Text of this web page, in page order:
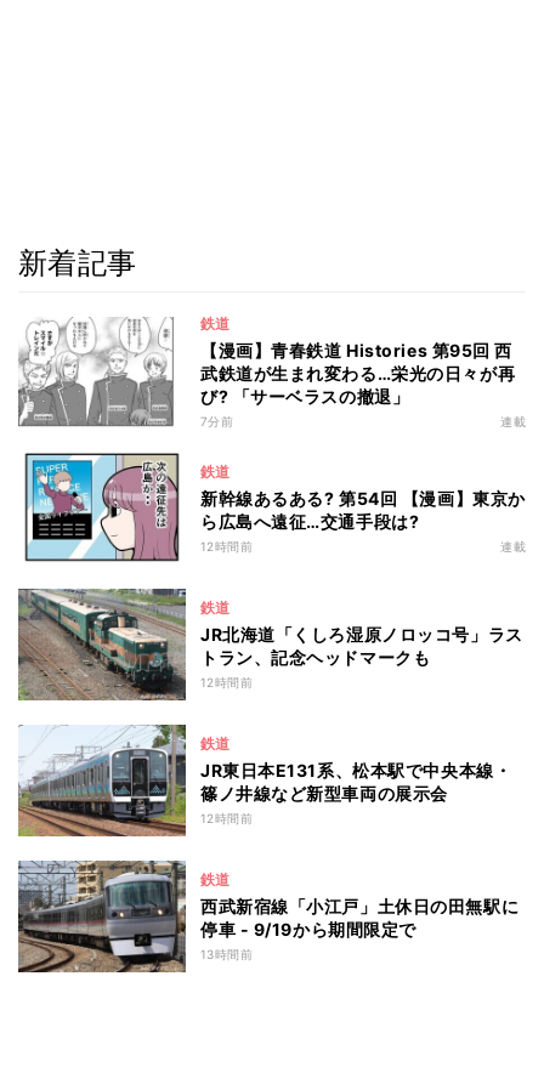
新着記事
鉄道
【漫画】青春鉄道 Histories 第95回 西
武鉄道が生まれ変わる…栄光の日々が再
び? 「サーベラスの撤退」
7分前 連載
鉄道
新幹線あるある? 第54回 【漫画】東京か
ら広島へ遠征…交通手段は?
12時間前 連載
鉄道
JR北海道「くしろ湿原ノロッコ号」ラス
トラン、記念ヘッドマークも
12時間前
鉄道
JR東日本E131系、松本駅で中央本線・
篠ノ井線など新型車両の展示会
12時間前
鉄道
西武新宿線「小江戸」土休日の田無駅に
停車 - 9/19から期間限定で
13時間前